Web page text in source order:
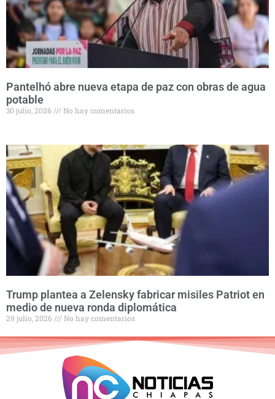
Pantelhó abre nueva etapa de paz con obras de agua
potable
30 julio, 2026 No hay comentarios
Trump plantea a Zelensky fabricar misiles Patriot en
medio de nueva ronda diplomática
29 julio, 2026 No hay comentarios